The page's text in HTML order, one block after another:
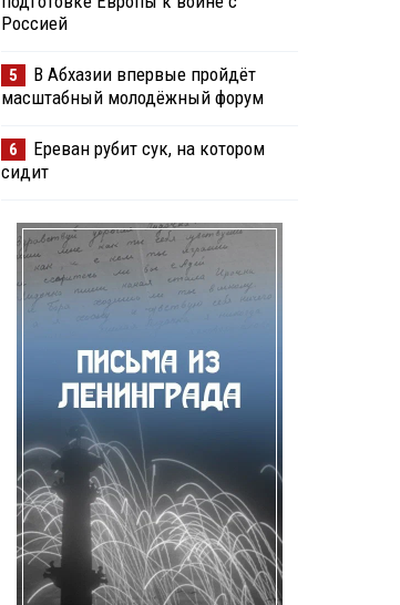
Россией
5
В Абхазии впервые пройдёт
масштабный молодёжный форум
6
Ереван рубит сук, на котором
сидит